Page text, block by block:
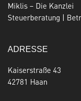
Miklis – Die Kanzlei
Steuerberatung |
ADRESSE
Kaiserstraße 43
42781 Haan